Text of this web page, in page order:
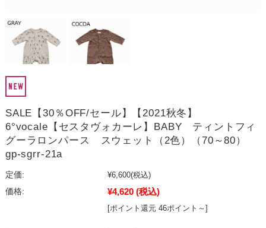
SALE【30％OFF/セール】【2021秋冬】
6°vocale【セスタヴォカーレ】BABY ティントフィ
グーラロンパース スウェット（2色）（70～80）
gp-sgrr-21a
定価: ¥6,600(税込)
価格:
¥4,620 (税込)
[ポイント還元 46ポイント～]